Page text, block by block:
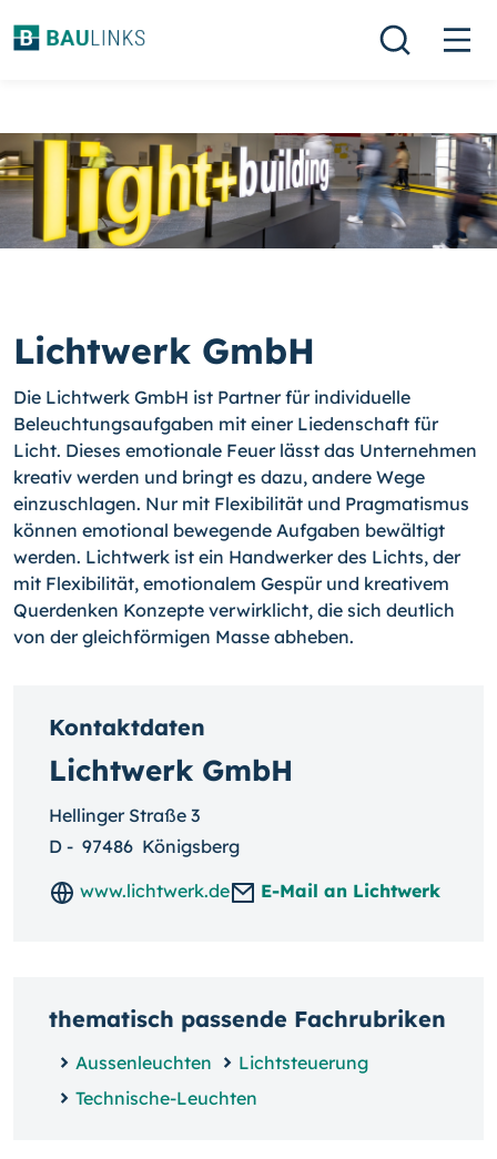
Lichtwerk GmbH
Die Lichtwerk GmbH ist Partner für individuelle
Beleuchtungsaufgaben mit einer Liedenschaft für
Licht. Dieses emotionale Feuer lässt das Unternehmen
kreativ werden und bringt es dazu, andere Wege
einzuschlagen. Nur mit Flexibilität und Pragmatismus
können emotional bewegende Aufgaben bewältigt
werden. Lichtwerk ist ein Handwerker des Lichts, der
mit Flexibilität, emotionalem Gespür und kreativem
Querdenken Konzepte verwirklicht, die sich deutlich
von der gleichförmigen Masse abheben.
Kontaktdaten
Lichtwerk GmbH
Hellinger Straße 3
D - 97486 Königsberg
www.lichtwerk.de
E-Mail an Lichtwerk
thematisch passende Fachrubriken
Aussenleuchten
Lichtsteuerung
Technische-Leuchten